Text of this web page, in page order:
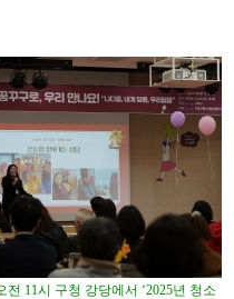
11시 구청 강당에서 ‘2025년 청소